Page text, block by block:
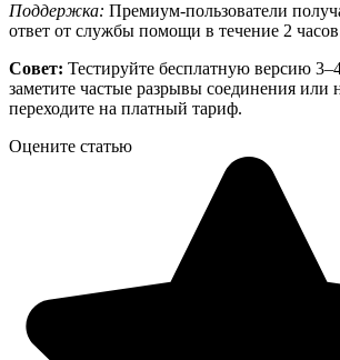
Поддержка: Премиум-пользователи
ответ от службы помощи в течение 2
Совет: Тестируйте бесплатную версию
заметите частые разрывы соединения или
переходите на платный тариф.
Оцените статью